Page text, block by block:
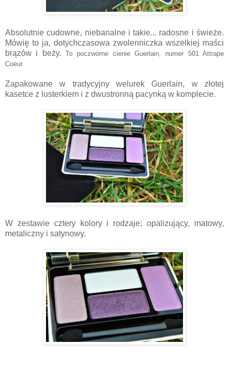
Absolutnie cudowne, niebanalne i takie... radosne i świeże.
Mówię to ja, dotychczasowa zwolenniczka wszelkiej maści
brązów i beży.
To poczwórne cienie Guerlain, numer 501 Attrape
Coeur.
Zapakowane w tradycyjny welurek Guerlain, w złotej
kasetce z lusterkiem i z dwustronną pacynką w komplecie.
W zestawie cztery kolory i rodzaje; opalizujący, matowy,
metaliczny i satynowy.